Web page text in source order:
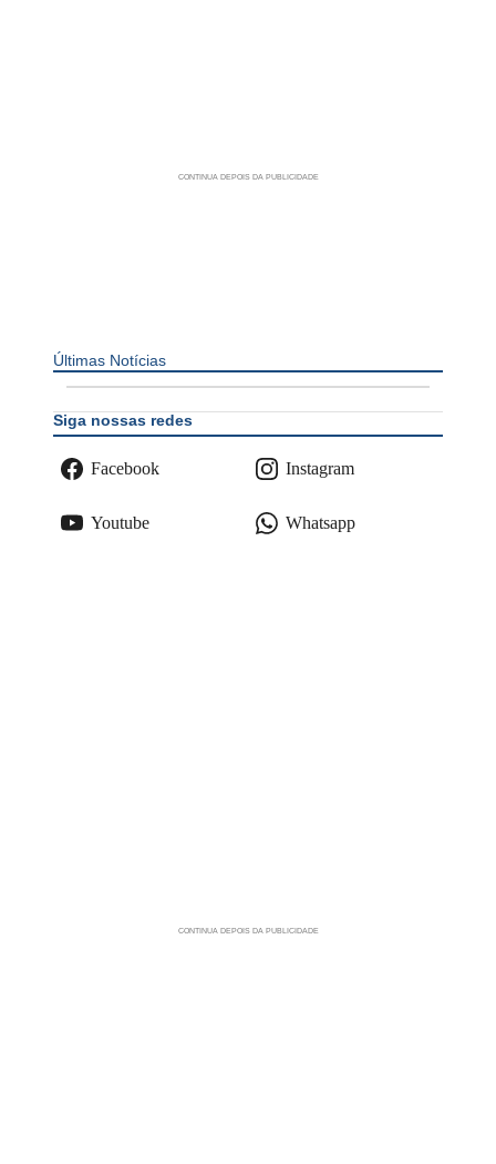
Últimas Notícias
Siga nossas redes
Facebook Instagram
Youtube Whatsapp